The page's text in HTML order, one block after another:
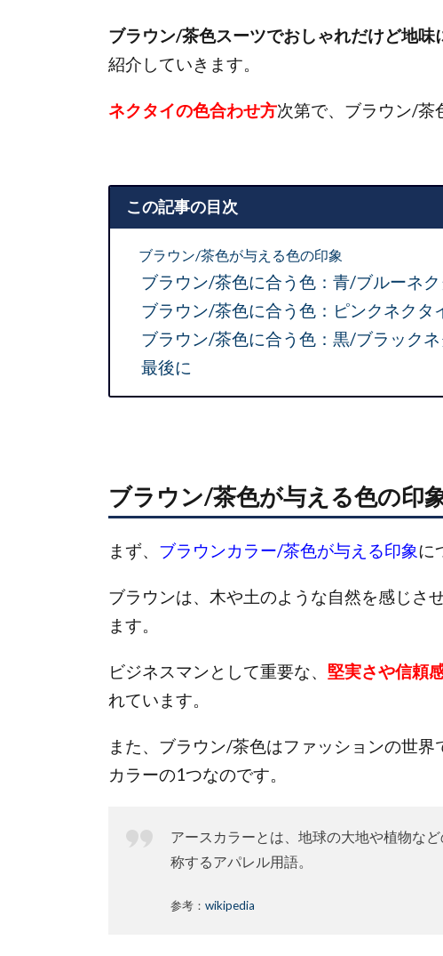
ブラウン/茶色スーツでおしゃれだけど地
紹介していきます。
ネクタイの色合わせ方次第で、ブラウン/茶
この記事の目次
ブラウン/茶色が与える色の印象
ブラウン/茶色に合う色：青/ブルーネ
ブラウン/茶色に合う色：ピンクネク
ブラウン/茶色に合う色：黒/ブラック
最後に
ブラウン/茶色が与える色の印
まず、 ブラウンカラー/茶色が与える印象に
ブラウンは、木や土のような自然を感じさ
ます。
ビジネスマンとして重要な、 堅実さや信頼
れています。
また、 ブラウン/茶色はファッションの世
カラーの1つなのです。
アースカラーとは、地球の大地や植物な
称するアパレル用語。
参考： wikipedia